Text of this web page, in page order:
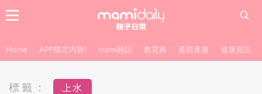
Home APP限定內容! mami熱話 教育路 產前產後 健康資訊
標籤： 上水